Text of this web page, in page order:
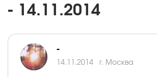
- 14.11.2014
-
14.11.2014 г. Москва